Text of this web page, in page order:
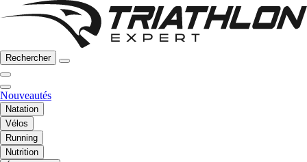
Rechercher
Nouveautés
Natation
Vélos
Running
Nutrition